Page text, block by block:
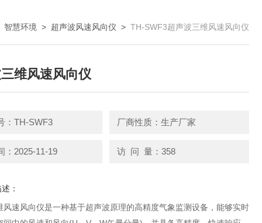
智慧环境 > 超声波风速风向仪 > TH-SWF3超声波三维风速风向仪
维风速风向仪
：TH-SWF3 厂商性质：生产厂家
：2025-11-19 访 问 量：358
：
风速风向仪是一种基于超声波原理的高精度气象监测设备，能够实时